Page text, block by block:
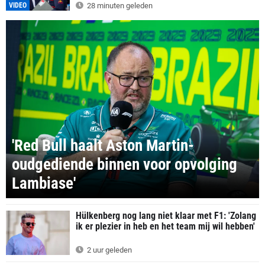
VIDEO 28 minuten geleden
'Red Bull haalt Aston Martin-
oudgediende binnen voor opvolging
Lambiase'
Hülkenberg nog lang niet klaar met F1: 'Zolang
ik er plezier in heb en het team mij wil hebben'
2 uur geleden